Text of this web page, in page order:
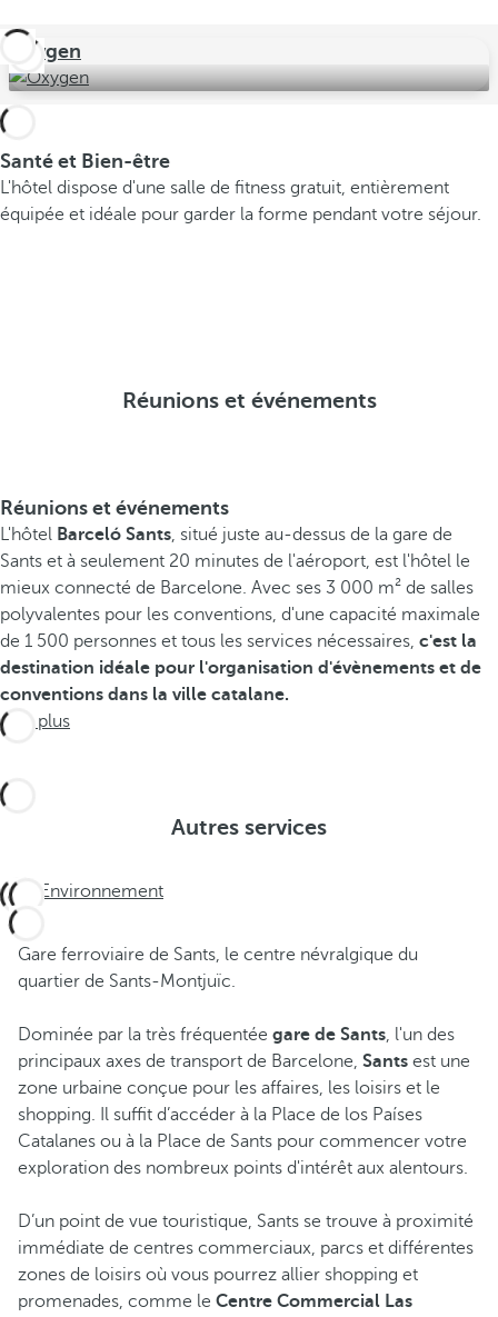
Oxygen
Santé et Bien-être
L'hôtel dispose d'une salle de fitness gratuit, entièrement
équipée et idéale pour garder la forme pendant votre séjour.
Réunions et événements
Réunions et événements
L'hôtel Barceló Sants, situé juste au-dessus de la gare de
Sants et à seulement 20 minutes de l'aéroport, est l'hôtel le
mieux connecté de Barcelone. Avec ses 3 000 m² de salles
polyvalentes pour les conventions, d'une capacité maximale
de 1 500 personnes et tous les services nécessaires, c'est la
destination idéale pour l'organisation d'évènements et de
conventions dans la ville catalane.
Voir plus
Autres services
Environnement
Gare ferroviaire de Sants, le centre névralgique du
quartier de Sants-Montjuïc.
Dominée par la très fréquentée gare de Sants, l'un des
principaux axes de transport de Barcelone, Sants est une
zone urbaine conçue pour les affaires, les loisirs et le
shopping. Il suffit d’accéder à la Place de los Países
Catalanes ou à la Place de Sants pour commencer votre
exploration des nombreux points d'intérêt aux alentours.
D’un point de vue touristique, Sants se trouve à proximité
immédiate de centres commerciaux, parcs et différentes
zones de loisirs où vous pourrez allier shopping et
promenades, comme le Centre Commercial Las